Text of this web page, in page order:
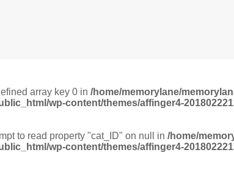
array key 0 in /home/memorylane/
wp-content/themes/affinger4-
to read property "cat_ID" on null in /home/
wp-content/themes/affinger4-